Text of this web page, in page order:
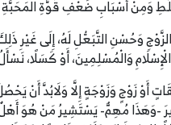
وَحُسْنِ التَّبَعُّلِ لَهُ، إِلَى غَيْرِ
أَوْ زَوْجٍ وَزَوْجَةٍ إِلَّا وَلَابُدَّ أَنْ
-وَهَذَا مُهِمٌّ- يَسْتَشِيرُ مَنْ هُوَ